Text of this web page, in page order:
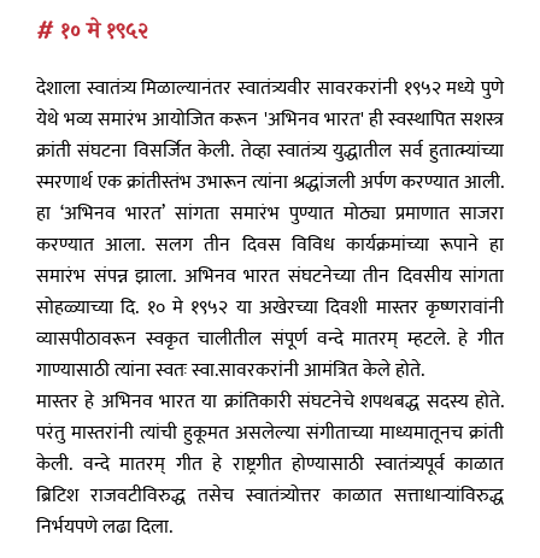
# १० मे १९५२
देशाला स्वातंत्र्य मिळाल्यानंतर स्वातंत्र्यवीर सावरकरांनी १९५२ मध्ये पुणे
येथे भव्य समारंभ आयोजित करून 'अभिनव भारत' ही स्वस्थापित सशस्त्र
क्रांती संघटना विसर्जित केली. तेव्हा स्वातंत्र्य युद्धातील सर्व हुतात्म्यांच्या
स्मरणार्थ एक क्रांतीस्तंभ उभारून त्यांना श्रद्धांजली अर्पण करण्यात आली.
हा ‘अभिनव भारत’ सांगता समारंभ पुण्यात मोठ्या प्रमाणात साजरा
करण्यात आला. सलग तीन दिवस विविध कार्यक्रमांच्या रूपाने हा
समारंभ संपन्न झाला. अभिनव भारत संघटनेच्या तीन दिवसीय सांगता
सोहळ्याच्या दि. १० मे १९५२ या अखेरच्या दिवशी मास्तर कृष्णरावांनी
व्यासपीठावरून स्वकृत चालीतील संपूर्ण वन्दे मातरम् म्हटले. हे गीत
गाण्यासाठी त्यांना स्वतः स्वा.सावरकरांनी आमंत्रित केले होते.
मास्तर हे अभिनव भारत या क्रांतिकारी संघटनेचे शपथबद्ध सदस्य होते.
परंतु मास्तरांनी त्यांची हुकूमत असलेल्या संगीताच्या माध्यमातूनच क्रांती
केली. वन्दे मातरम् गीत हे राष्ट्रगीत होण्यासाठी स्वातंत्र्यपूर्व काळात
ब्रिटिश राजवटीविरुद्ध तसेच स्वातंत्र्योत्तर काळात सत्ताधाऱ्यांविरुद्ध
निर्भयपणे लढा दिला.